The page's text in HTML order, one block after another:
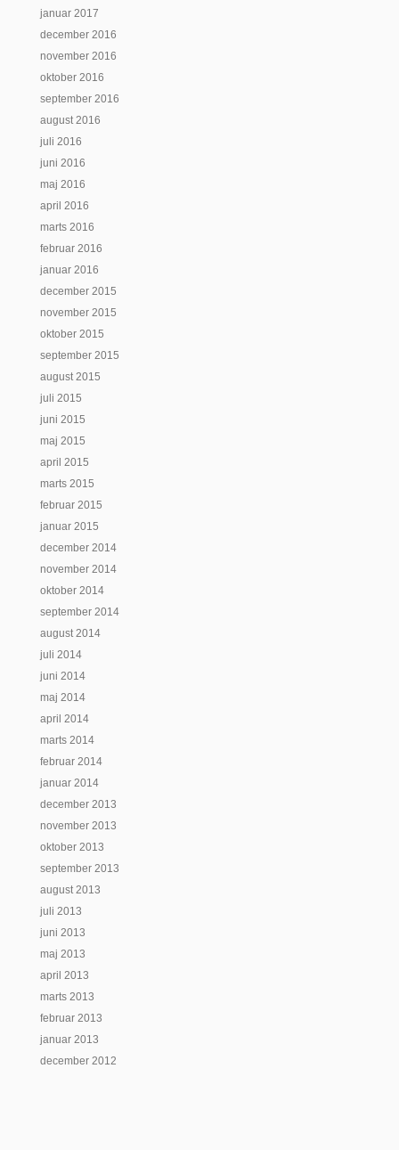
januar 2017
december 2016
november 2016
oktober 2016
september 2016
august 2016
juli 2016
juni 2016
maj 2016
april 2016
marts 2016
februar 2016
januar 2016
december 2015
november 2015
oktober 2015
september 2015
august 2015
juli 2015
juni 2015
maj 2015
april 2015
marts 2015
februar 2015
januar 2015
december 2014
november 2014
oktober 2014
september 2014
august 2014
juli 2014
juni 2014
maj 2014
april 2014
marts 2014
februar 2014
januar 2014
december 2013
november 2013
oktober 2013
september 2013
august 2013
juli 2013
juni 2013
maj 2013
april 2013
marts 2013
februar 2013
januar 2013
december 2012